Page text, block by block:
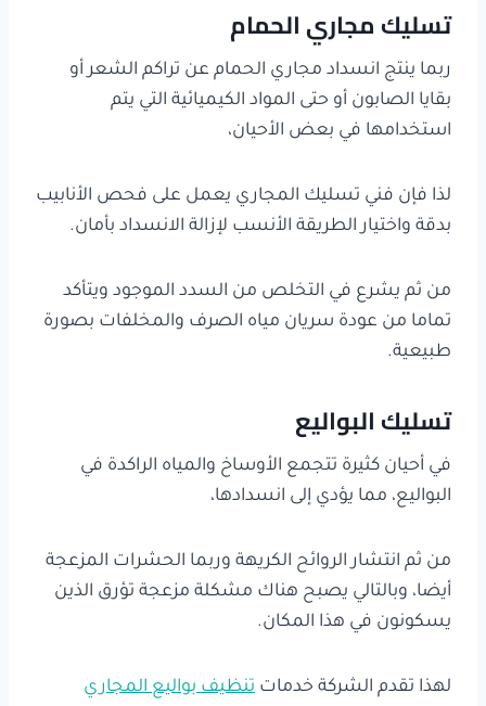
تسليك مجاري الحمام
ربما ينتج انسداد مجاري الحمام عن تراكم الشعر أو
بقايا الصابون أو حتى المواد الكيميائية التي يتم
استخدامها في بعض الأحيان،
لذا فإن فني تسليك المجاري يعمل على فحص الأنابيب
بدقة واختيار الطريقة الأنسب لإزالة الانسداد بأمان.
من ثم يشرع في التخلص من السدد الموجود ويتأكد
تماما من عودة سريان مياه الصرف والمخلفات بصورة
طبيعية.
تسليك البواليع
في أحيان كثيرة تتجمع الأوساخ والمياه الراكدة في
البواليع، مما يؤدي إلى انسدادها،
من ثم انتشار الروائح الكريهة وربما الحشرات المزعجة
أيضا، وبالتالي يصبح هناك مشكلة مزعجة تؤرق الذين
يسكونون في هذا المكان.
لهذا تقدم الشركة خدمات تنظيف بواليع المجاري